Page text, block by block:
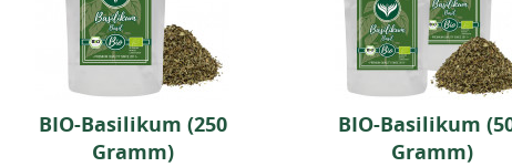
BIO-Basilikum (250
Gramm)
BIO-Basilikum
Gramm)